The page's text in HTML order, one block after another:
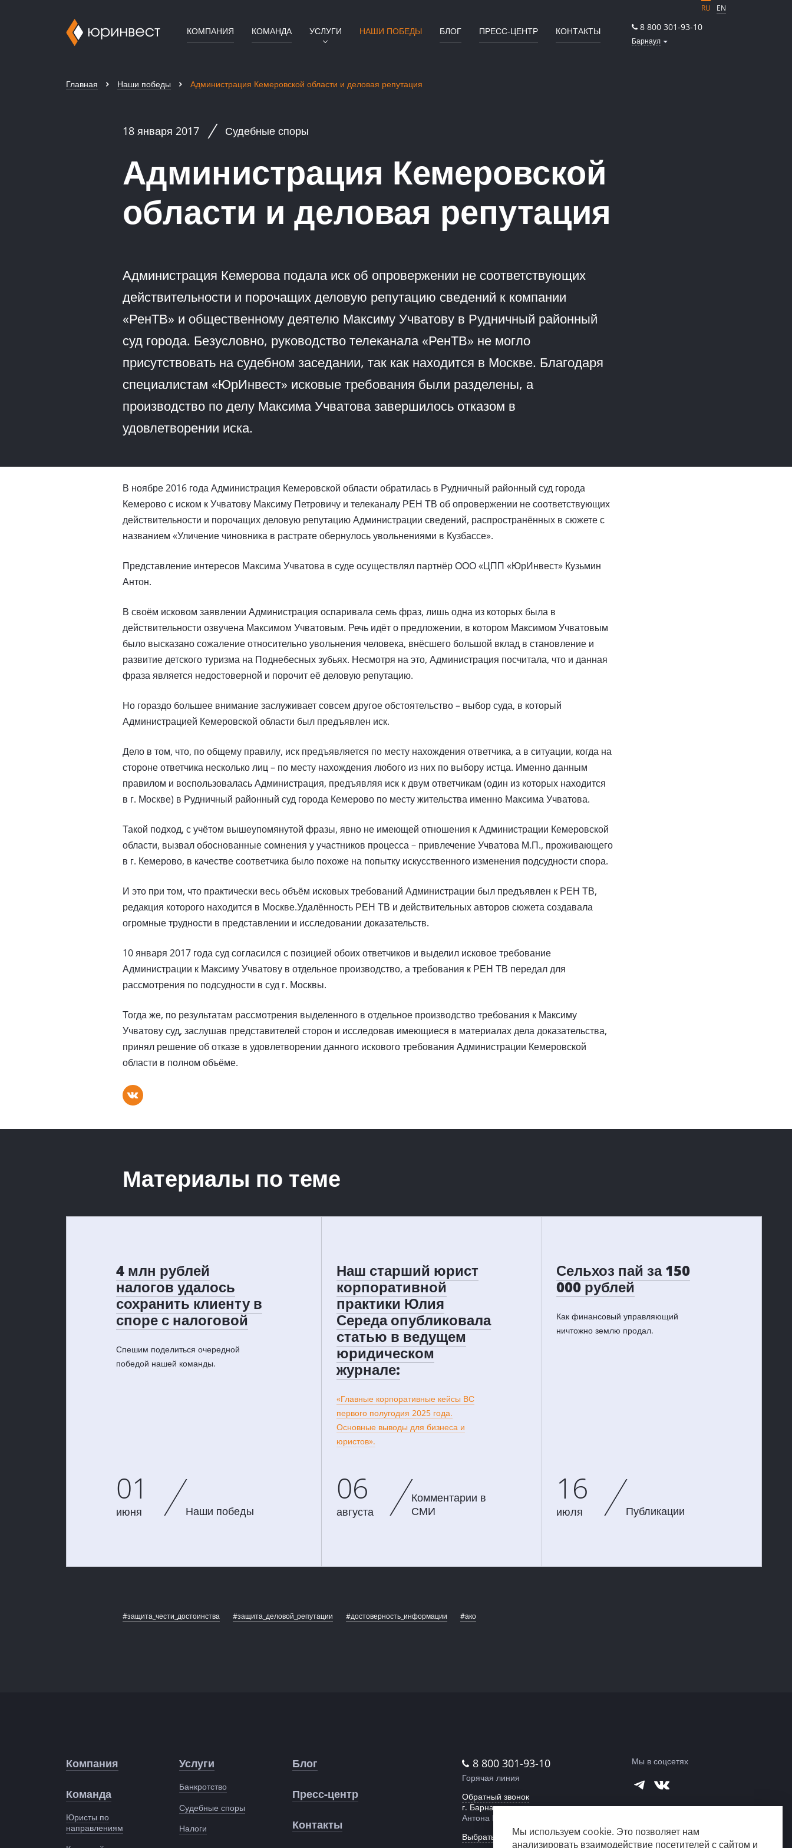
RU EN
КОМПАНИЯ КОМАНДА УСЛУГИ НАШИ ПОБЕДЫ БЛОГ ПРЕСС-ЦЕНТР КОНТАКТЫ 8 800 301-93-10
Барнаул
Главная Наши победы Администрация Кемеровской области и деловая репутация
18 января 2017 Судебные споры
Администрация Кемеровской
области и деловая репутация
Администрация Кемерова подала иск об опровержении не соответствующих
действительности и порочащих деловую репутацию сведений к компании
«РенТВ» и общественному деятелю Максиму Учватову в Рудничный районный
суд города. Безусловно, руководство телеканала «РенТВ» не могло
присутствовать на судебном заседании, так как находится в Москве. Благодаря
специалистам «ЮрИнвест» исковые требования были разделены, а
производство по делу Максима Учватова завершилось отказом в
удовлетворении иска.
В ноябре 2016 года Администрация Кемеровской области обратилась в Рудничный районный суд города
Кемерово с иском к Учватову Максиму Петровичу и телеканалу РЕН ТВ об опровержении не соответствующих
действительности и порочащих деловую репутацию Администрации сведений, распространённых в сюжете с
названием «Уличение чиновника в растрате обернулось увольнениями в Кузбассе».
Представление интересов Максима Учватова в суде осуществлял партнёр ООО «ЦПП «ЮрИнвест» Кузьмин
Антон.
В своём исковом заявлении Администрация оспаривала семь фраз, лишь одна из которых была в
действительности озвучена Максимом Учватовым. Речь идёт о предложении, в котором Максимом Учватовым
было высказано сожаление относительно увольнения человека, внёсшего большой вклад в становление и
развитие детского туризма на Поднебесных зубьях. Несмотря на это, Администрация посчитала, что и данная
фраза является недостоверной и порочит её деловую репутацию.
Но гораздо большее внимание заслуживает совсем другое обстоятельство – выбор суда, в который
Администрацией Кемеровской области был предъявлен иск.
Дело в том, что, по общему правилу, иск предъявляется по месту нахождения ответчика, а в ситуации, когда на
стороне ответчика несколько лиц – по месту нахождения любого из них по выбору истца. Именно данным
правилом и воспользовалась Администрация, предъявляя иск к двум ответчикам (один из которых находится
в г. Москве) в Рудничный районный суд города Кемерово по месту жительства именно Максима Учватова.
Такой подход, с учётом вышеупомянутой фразы, явно не имеющей отношения к Администрации Кемеровской
области, вызвал обоснованные сомнения у участников процесса – привлечение Учватова М.П., проживающего
в г. Кемерово, в качестве соответчика было похоже на попытку искусственного изменения подсудности спора.
И это при том, что практически весь объём исковых требований Администрации был предъявлен к РЕН ТВ,
редакция которого находится в Москве.Удалённость РЕН ТВ и действительных авторов сюжета создавала
огромные трудности в представлении и исследовании доказательств.
10 января 2017 года суд согласился с позицией обоих ответчиков и выделил исковое требование
Администрации к Максиму Учватову в отдельное производство, а требования к РЕН ТВ передал для
рассмотрения по подсудности в суд г. Москвы.
Тогда же, по результатам рассмотрения выделенного в отдельное производство требования к Максиму
Учватову суд, заслушав представителей сторон и исследовав имеющиеся в материалах дела доказательства,
принял решение об отказе в удовлетворении данного искового требования Администрации Кемеровской
области в полном объёме.
Материалы по теме
4 млн рублей
налогов удалось
сохранить клиенту в
споре с налоговой
Спешим поделиться очередной
победой нашей команды.
01
июня Наши победы
Наш старший юрист
корпоративной
практики Юлия
Середа опубликовала
статью в ведущем
юридическом
журнале:
«Главные корпоративные кейсы ВС
первого полугодия 2025 года.
Основные выводы для бизнеса и
юристов».
06
августа
Комментарии в
СМИ
Сельхоз пай за 150
000 рублей
Как финансовый управляющий
ничтожно землю продал.
16
июля Публикации
#защита_чести_достоинства #защита_деловой_репутации #достоверность_информации #ако
Компания
Команда
Юристы по
направлениям
Услуги
Банкротство
Судебные споры
Налоги
Блог
Пресс-центр
Контакты
8 800 301-93-10
Горячая линия
Обратный звонок
г. Барнаул,
Антона Петрова, 219А
Выбрать другой город?
Мы в соцсетях
Мы используем cookie. Это позволяет нам
анализировать взаимодействие посетителей с сайтом и